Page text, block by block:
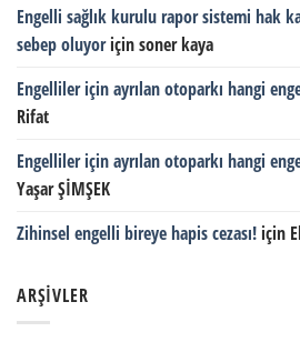
Engelli sağlık kurulu rapor sistemi hak
sebep oluyoriçinsoner kaya
Engelliler için ayrılan otoparkı hangi
Rifat
Engelliler için ayrılan otoparkı hangi
Yaşar ŞİMŞEK
Zihinsel engelli bireye hapis cezası! için
ARŞIVLER